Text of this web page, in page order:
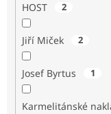
HOST 2
Jiří Miček 2
Josef Byrtus 1
Karmelitánské